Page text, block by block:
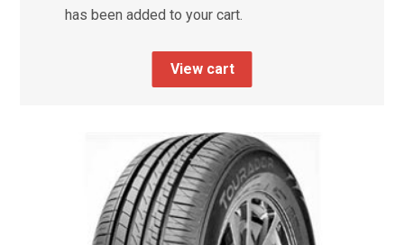
View cart
has been added to your cart.